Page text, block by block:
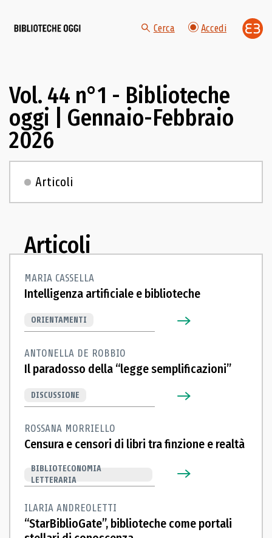
Cerca Accedi
Vol. 44 n°1 - Biblioteche
oggi | Gennaio-Febbraio
2026
Articoli
Articoli
MARIA CASSELLA
Intelligenza artificiale e biblioteche
ORIENTAMENTI
ANTONELLA DE ROBBIO
Il paradosso della “legge semplificazioni”
DISCUSSIONE
ROSSANA MORRIELLO
Censura e censori di libri tra finzione e realtà
BIBLIOTECONOMIA
LETTERARIA
ILARIA ANDREOLETTI
“StarBiblioGate”, biblioteche come portali